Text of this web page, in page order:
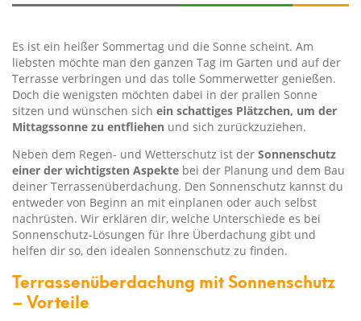
Es ist ein heißer Sommertag und die Sonne scheint. Am
liebsten möchte man den ganzen Tag im Garten und auf der
Terrasse verbringen und das tolle Sommerwetter genießen.
Doch die wenigsten möchten dabei in der prallen Sonne
sitzen und wünschen sich ein schattiges Plätzchen, um der
Mittagssonne zu entfliehen und sich zurückzuziehen.
Neben dem Regen- und Wetterschutz ist der Sonnenschutz
einer der wichtigsten Aspekte bei der Planung und dem Bau
deiner Terrassenüberdachung. Den Sonnenschutz kannst du
entweder von Beginn an mit einplanen oder auch selbst
nachrüsten. Wir erklären dir, welche Unterschiede es bei
Sonnenschutz-Lösungen für Ihre Überdachung gibt und
helfen dir so, den idealen Sonnenschutz zu finden.
Terrassenüberdachung mit Sonnenschutz
– Vorteile